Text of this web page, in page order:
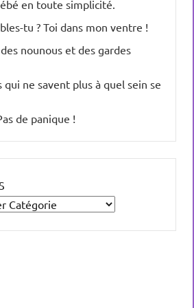
en toute simplicité.
tu ? Toi dans mon ventre !
nounous et des gardes
ne savent plus à quel sein se
de panique !